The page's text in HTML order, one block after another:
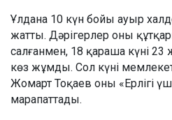
Ұлдана 10 күн бойы ауыр
жатты. Дәрігерлер оны
салғанмен, 18 қараша күні
көз жұмды. Сол күні
Жомарт Тоқаев оны «Ерлігі
марапаттады.